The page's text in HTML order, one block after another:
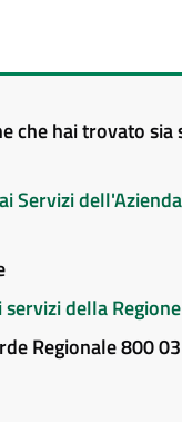
che hai trovato sia
Servizi
servizi della
Regionale 800